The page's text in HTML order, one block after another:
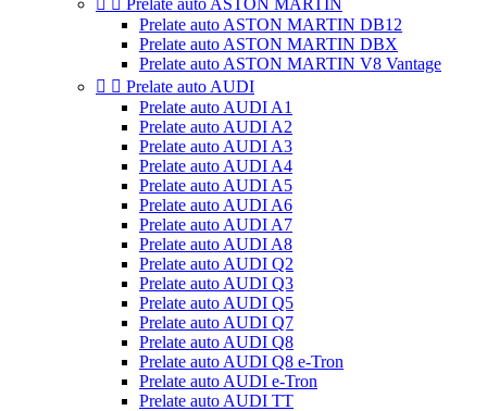
  Prelate auto ASTON MARTIN
Prelate auto ASTON MARTIN DB12
Prelate auto ASTON MARTIN DBX
Prelate auto ASTON MARTIN V8 Vantage
  Prelate auto AUDI
Prelate auto AUDI A1
Prelate auto AUDI A2
Prelate auto AUDI A3
Prelate auto AUDI A4
Prelate auto AUDI A5
Prelate auto AUDI A6
Prelate auto AUDI A7
Prelate auto AUDI A8
Prelate auto AUDI Q2
Prelate auto AUDI Q3
Prelate auto AUDI Q5
Prelate auto AUDI Q7
Prelate auto AUDI Q8
Prelate auto AUDI Q8 e-Tron
Prelate auto AUDI e-Tron
Prelate auto AUDI TT